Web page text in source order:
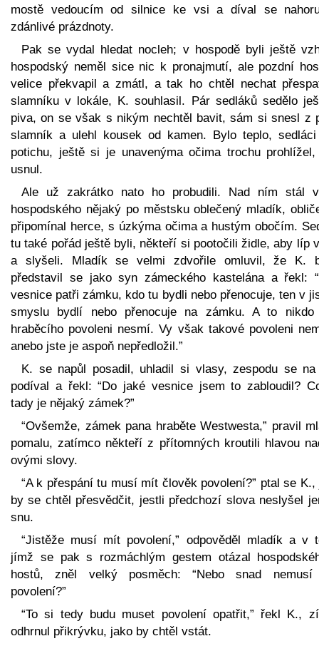
mostě vedoucím od silnice ke vsi a díval se
zdánlivé prázdnoty.
Pak se vydal hledat nocleh; v hospodě byli ještě
hospodský neměl sice nic k pronajmutí, ale pozdní
velice překvapil a zmátl, a tak ho chtěl nechat
slamníku v lokále, K. souhlasil. Pár sedláků sedělo
piva, on se však s nikým nechtěl bavit, sám si snesl z
slamník a ulehl kousek od kamen. Bylo teplo,
potichu, ještě si je unavenýma očima trochu
usnul.
Ale už zakrátko nato ho probudili. Nad ním stál
hospodského nějaký po městsku oblečený mladík,
připomínal herce, s úzkýma očima a hustým obočím.
tu také pořád ještě byli, někteří si pootočili židle, aby líp
a slyšeli. Mladík se velmi zdvořile omluvil, že K.
představil se jako syn zámeckého kastelána a řekl:
vesnice patři zámku, kdo tu bydli nebo přenocuje, ten v
smyslu bydlí nebo přenocuje na zámku. A to nikdo
hraběcího povoleni nesmí. Vy však takové povoleni
anebo jste je aspoň nepředložil.”
K. se napůl posadil, uhladil si vlasy, zespodu se na
podíval a řekl: “Do jaké vesnice jsem to zabloudil?
tady je nějaký zámek?”
“Ovšemže, zámek pana hraběte Westwesta,” pravil
pomalu, zatímco někteří z přítomných kroutili hlavou
ovými slovy.
“A k přespání tu musí mít člověk povolení?” ptal se K.,
by se chtěl přesvědčit, jestli předchozí slova neslyšel
snu.
“Jistěže musí mít povolení,” odpověděl mladík a v
jímž se pak s rozmáchlým gestem otázal
hostů, zněl velký posměch: “Nebo snad
povolení?”
“To si tedy budu muset povolení opatřit,” řekl K.,
odhrnul přikrývku, jako by chtěl vstát.